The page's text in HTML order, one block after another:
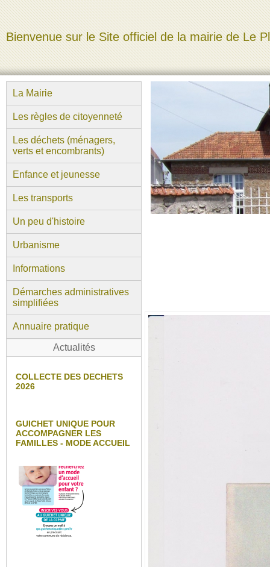
Bienvenue sur le Site officiel de la mairie de Le
La Mairie
Les règles de citoyenneté
Les déchets (ménagers,
verts et encombrants)
Enfance et jeunesse
Les transports
Un peu d'histoire
Urbanisme
Informations
Démarches administratives
simplifiées
Annuaire pratique
Actualités
COLLECTE DES DECHETS
2026
GUICHET UNIQUE POUR
ACCOMPAGNER LES
FAMILLES - MODE ACCUEIL